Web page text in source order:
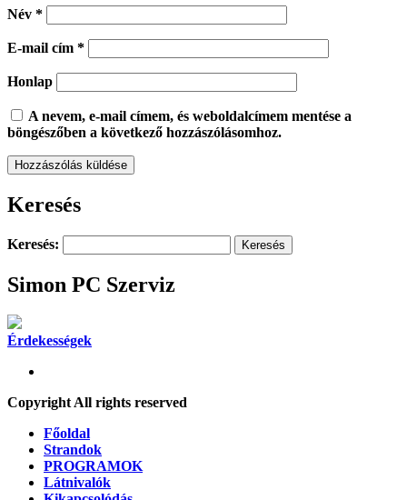
Név *
E-mail cím *
Honlap
A nevem, e-mail címem, és weboldalcímem mentése a
böngészőben a következő hozzászólásomhoz.
Keresés
Keresés:
Simon PC Szerviz
Érdekességek
Copyright All rights reserved
Főoldal
Strandok
PROGRAMOK
Látnivalók